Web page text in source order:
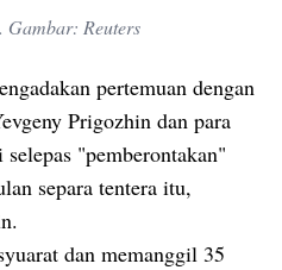
Gambar: Reuters
pertemuan dengan
Prigozhin dan para
"pemberontakan"
separa tentera itu,
dan memanggil 35